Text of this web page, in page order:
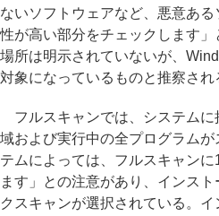
ないソフトウェアなど、悪意あ
性が高い部分をチェックします
場所は明示されていないが、
対象になっているものと推察され
フルスキャンでは、システムに
域および実行中の全プログラム
テムによっては、フルスキャン
ます」との注意があり、インス
クスキャンが選択されている。